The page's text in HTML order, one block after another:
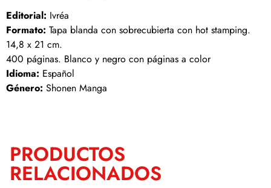
Editorial: Ivréa
Formato: Tapa blanda con sobrecubierta con hot stamping.
14,8 x 21 cm.
400 páginas. Blanco y negro con páginas a color
Idioma: Español
Género: Shonen Manga
PRODUCTOS
RELACIONADOS